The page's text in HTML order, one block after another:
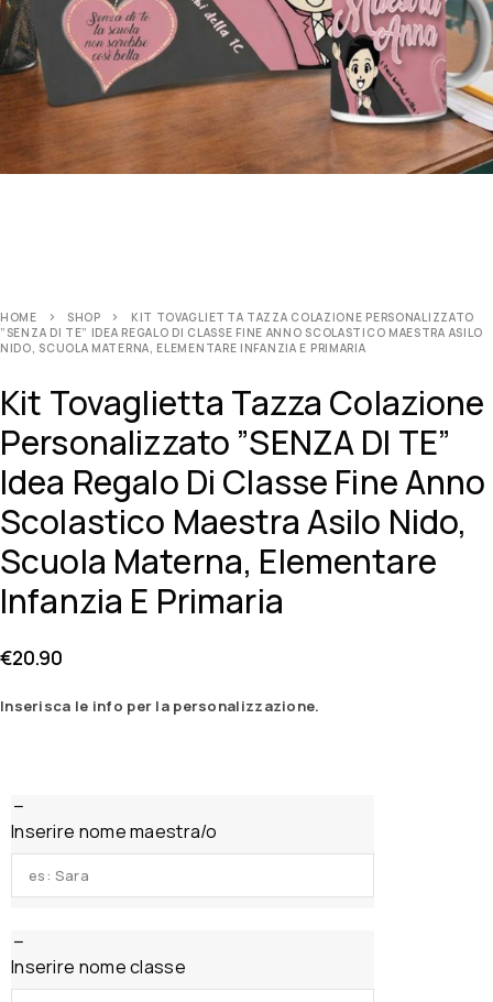
HOME SHOP
KIT TOVAGLIETTA TAZZA COLAZIONE PERSONALIZZATO
”SENZA DI TE” IDEA REGALO DI CLASSE FINE ANNO SCOLASTICO MAESTRA ASILO
NIDO, SCUOLA MATERNA, ELEMENTARE INFANZIA E PRIMARIA
Kit Tovaglietta Tazza Colazione
Personalizzato ”SENZA DI TE”
Idea Regalo Di Classe Fine Anno
Scolastico Maestra Asilo Nido,
Scuola Materna, Elementare
Infanzia E Primaria
€20.90
Inserisca le info per la personalizzazione.
Inserire nome maestra/o
Inserire nome classe